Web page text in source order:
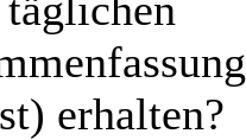
erhalten?